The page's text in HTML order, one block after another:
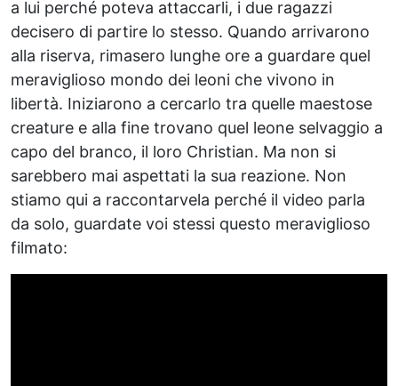
a lui perché poteva attaccarli, i due ragazzi
decisero di partire lo stesso. Quando arrivarono
alla riserva, rimasero lunghe ore a guardare quel
meraviglioso mondo dei leoni che vivono in
libertà. Iniziarono a cercarlo tra quelle maestose
creature e alla fine trovano quel leone selvaggio a
capo del branco, il loro Christian. Ma non si
sarebbero mai aspettati la sua reazione. Non
stiamo qui a raccontarvela perché il video parla
da solo, guardate voi stessi questo meraviglioso
filmato: